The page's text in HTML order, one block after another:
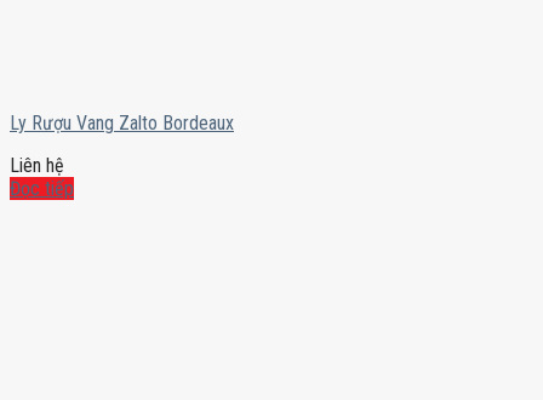
Ly Rượu Vang Zalto Bordeaux
Liên hệ
Đọc tiếp